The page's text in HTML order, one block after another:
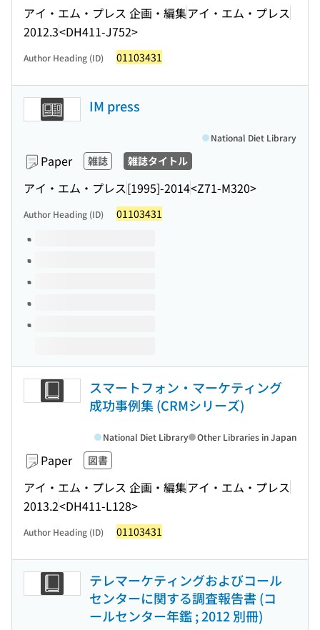
アイ・エム・プレス 企画・編集アイ・エム・プレス
2012.3<DH411-J752>
Author Heading (ID) 01103431
IM press
Paper 雑誌 雑誌タイトル
アイ・エム・プレス[1995]-2014<Z71-M320>
National Diet Library
Author Heading (ID) 01103431
Volumes of this title
スマートフォン・マーケティング
成功事例集 (CRMシリーズ)
Paper 図書
アイ・エム・プレス 企画・編集アイ・エム・プレス
2013.2<DH411-L128>
National Diet Library Other Libraries in Japan
Author Heading (ID) 01103431
テレマーケティングおよびコール
センターに関する調査報告書 (コ
ールセンター年鑑 ; 2012 別冊)